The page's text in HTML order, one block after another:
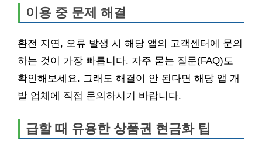
이용 중 문제 해결
환전 지연, 오류 발생 시 해당 앱의 고객센터에 문의
하는 것이 가장 빠릅니다. 자주 묻는 질문(FAQ)도
확인해보세요. 그래도 해결이 안 된다면 해당 앱 개
발 업체에 직접 문의하시기 바랍니다.
급할 때 유용한 상품권 현금화 팁